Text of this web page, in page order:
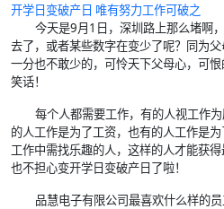
开学日变破产日 唯有努力工作可破之
今天是9月1日，深圳路上那么堵啊
去了，或者某些数字在变少了呢？同为
一分也不敢少的，可怜天下父母心，可
笑话！
每个人都需要工作，有的人视工作
的人工作是为了工资，也有的人工作是
工作中需找乐趣的人，这样的人才能获
也不担心变开学日变破产日了啦！
品慧电子有限公司最喜欢什么样的员